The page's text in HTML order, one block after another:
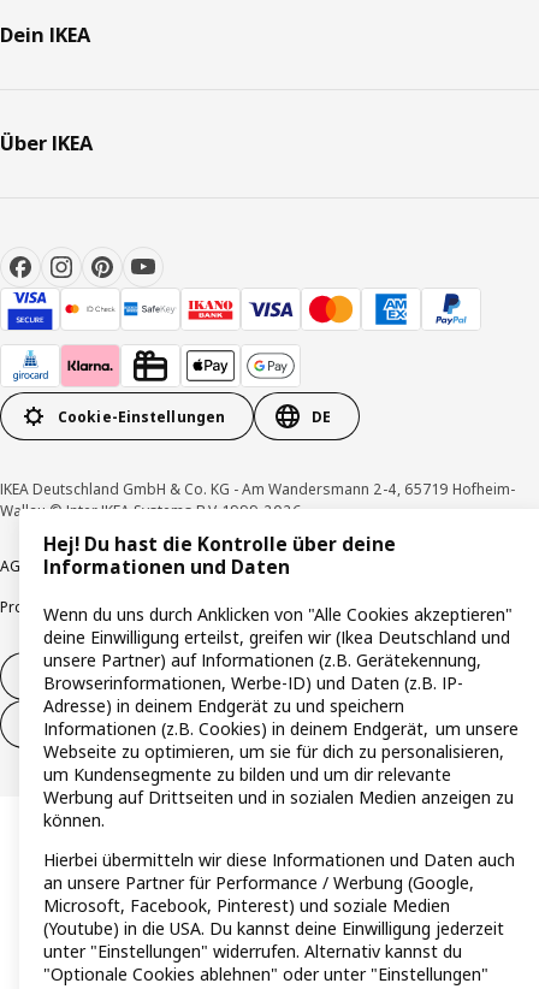
Dein IKEA
Über IKEA
Cookie-Einstellungen DE
IKEA Deutschland GmbH & Co. KG - Am Wandersmann 2-4, 65719 Hofheim-
Wallau © Inter IKEA Systems B.V. 1999-2026
AGB BarrierefreiheitCookie-RichtlinieDatenschutzerklärung
Produktrückrufe Responsible DisclosureVertrauensstelle
Vertrag widerrufen
Vertrag widerrufen (Services & Leistungen)
Hej! Du hast die Kontrolle über deine
Informationen und Daten
Wenn du uns durch Anklicken von "Alle Cookies akzeptieren"
deine Einwilligung erteilst, greifen wir (Ikea Deutschland und
unsere Partner) auf Informationen (z.B. Gerätekennung,
Browserinformationen, Werbe-ID) und Daten (z.B. IP-
Adresse) in deinem Endgerät zu und speichern
Informationen (z.B. Cookies) in deinem Endgerät, um unsere
Webseite zu optimieren, um sie für dich zu personalisieren,
um Kundensegmente zu bilden und um dir relevante
Werbung auf Drittseiten und in sozialen Medien anzeigen zu
können.
Hierbei übermitteln wir diese Informationen und Daten auch
an unsere Partner für Performance / Werbung (Google,
Microsoft, Facebook, Pinterest) und soziale Medien
(Youtube) in die USA. Du kannst deine Einwilligung jederzeit
unter "Einstellungen" widerrufen. Alternativ kannst du
"Optionale Cookies ablehnen" oder unter "Einstellungen"